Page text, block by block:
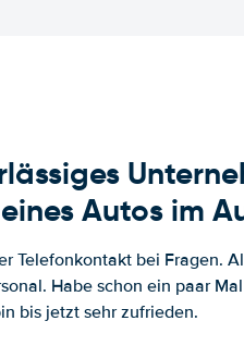
Autos im
Telefonkontakt bei Fragen.
Habe schon ein paar
bis jetzt sehr zufrieden.